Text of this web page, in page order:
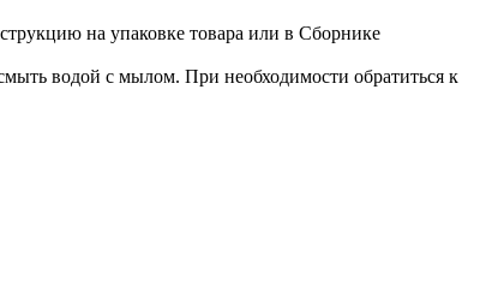
на упаковке товара или в Сборнике
водой с мылом. При необходимости обратиться к